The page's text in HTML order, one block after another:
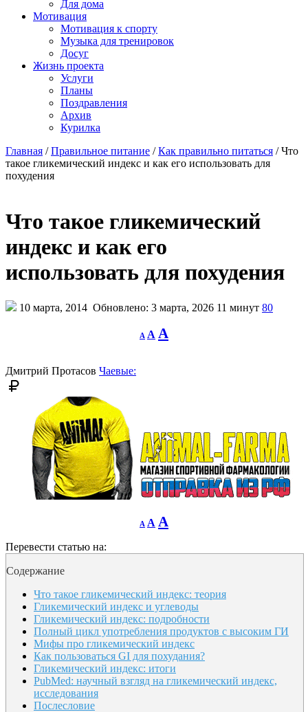
Для дома
Мотивация
Мотивация к спорту
Музыка для тренировок
Досуг
Жизнь проекта
Услуги
Планы
Поздравления
Архив
Курилка
Главная / Правильное питание / Как правильно питаться / Что
такое гликемический индекс и как его использовать для
похудения
Что такое гликемический
индекс и как его
использовать для похудения
10 марта, 2014 Обновлено: 3 марта, 2026 11 минут 80
A
Decrease
font
A Reset
font
A
Дмитрий Протасов Чаевые:
A
Decrease
font
A Reset
font
A
size.
Перевести статью на:
Содержание
Что такое гликемический индекс: теория
Гликемический индекс и углеводы
Гликемический индекс: подробности
Полный цикл употребления продуктов с высоким ГИ
Мифы про гликемический индекс
Как пользоваться GI для похудания?
Гликемический индекс: итоги
PubMed: научный взгляд на гликемический индекс,
исследования
Послесловие